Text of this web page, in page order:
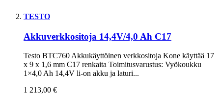
TESTO
Akkuverkkositoja 14,4V/4,0 Ah C17
Testo BTC760 Akkukäyttöinen verkkositoja Kone käyttää 17
x 9 x 1,6 mm C17 renkaita Toimitusvarustus: Vyökoukku
1×4,0 Ah 14,4V li-on akku ja laturi...
1 213,00 €